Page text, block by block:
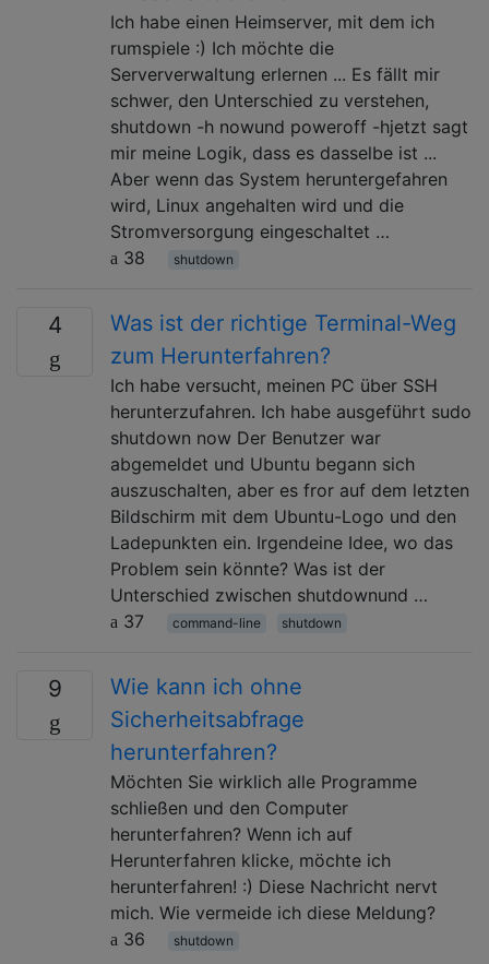
Ich habe einen Heimserver, mit dem ich
rumspiele :) Ich möchte die
Serververwaltung erlernen ... Es fällt mir
schwer, den Unterschied zu verstehen,
shutdown -h nowund poweroff -hjetzt sagt
mir meine Logik, dass es dasselbe ist ...
Aber wenn das System heruntergefahren
wird, Linux angehalten wird und die
Stromversorgung eingeschaltet …
38
shutdown
4
Was ist der richtige Terminal-Weg
zum Herunterfahren?
Ich habe versucht, meinen PC über SSH
herunterzufahren. Ich habe ausgeführt sudo
shutdown now Der Benutzer war
abgemeldet und Ubuntu begann sich
auszuschalten, aber es fror auf dem letzten
Bildschirm mit dem Ubuntu-Logo und den
Ladepunkten ein. Irgendeine Idee, wo das
Problem sein könnte? Was ist der
Unterschied zwischen shutdownund …
37
command-line shutdown
9
Wie kann ich ohne
Sicherheitsabfrage
herunterfahren?
Möchten Sie wirklich alle Programme
schließen und den Computer
herunterfahren? Wenn ich auf
Herunterfahren klicke, möchte ich
herunterfahren! :) Diese Nachricht nervt
mich. Wie vermeide ich diese Meldung?
36
shutdown